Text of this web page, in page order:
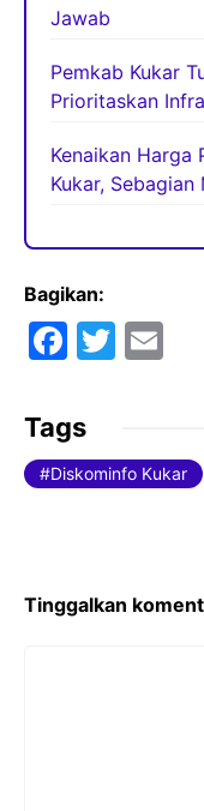
Jawab
Pemkab Kukar
Prioritaskan
Kenaikan Harga
Kukar,
Bagikan:
F
c
e
b
k
T
er l
Tags
Diskominfo Kukar
Tinggalkan